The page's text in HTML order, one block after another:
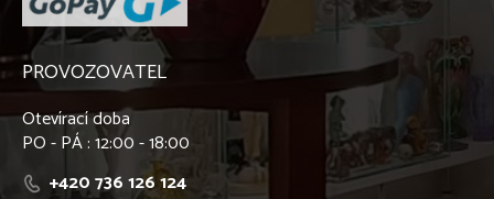
PROVOZOVATEL
Otevírací doba
PO - PÁ : 12:00 - 18:00
+420 736 126 124